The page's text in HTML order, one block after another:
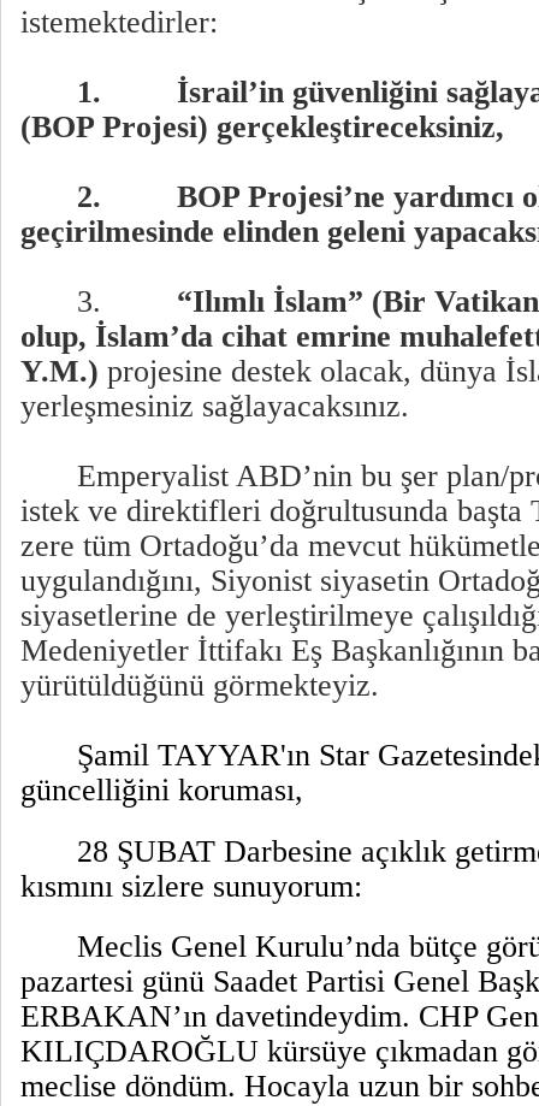
istemektedirler:
1.
İsrail’in güvenliğini
(BOP Projesi) gerçekleştireceksiniz,
2.
BOP Projesi’ne yardımcı
geçirilmesinde elinden geleni
3.
“Ilımlı İslam” (Bir
olup, İslam’da cihat emrine
Y.M.) projesine destek olacak, dünya
yerleşmesiniz sağlayacaksınız.
Emperyalist ABD’nin bu şer plan/
istek ve direktifleri doğrultusunda
zere tüm Ortadoğu’da mevcut
uygulandığını, Siyonist siyasetin
siyasetlerine de yerleştirilmeye
Medeniyetler İttifakı Eş Başkanlığının
yürütüldüğünü görmekteyiz.
Şamil TAYYAR'ın Star
güncelliğini koruması,
28 ŞUBAT Darbesine açıklık
kısmını sizlere sunuyorum:
Meclis Genel Kurulu’nda bütçe
pazartesi günü Saadet Partisi Genel
ERBAKAN’ın davetindeydim. CHP
KILIÇDAROĞLU kürsüye çıkmadan
meclise döndüm. Hocayla uzun bir